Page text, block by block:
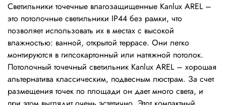
Светильники точечные влагозащищенные Kanlux AREL –
это потолочные светильники IP44 без рамки, что
позволяет использовать их в местах с высокой
влажностью: ванной, открытой террасе. Они легко
монтируются в гипсокартонный или натяжной потолок.
Потолочный точечный светильник Kanlux AREL – хорошая
альтернатива классическим, подвесным люстрам. За счет
размещения точек по площади он дает много света, и